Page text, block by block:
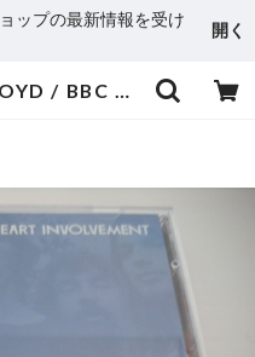
ップの最新情報を受け
開く
【2CD】PINK FLOYD / BBC SESSIONS | aeromamas2000